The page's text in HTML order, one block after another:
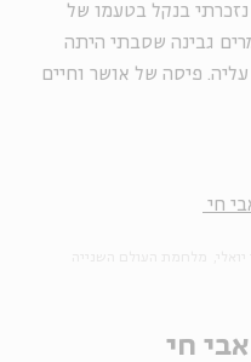
בנקל בטעמו של
גבינה שסבתי היתה
פיסה של אושר וחיים
חי
חי